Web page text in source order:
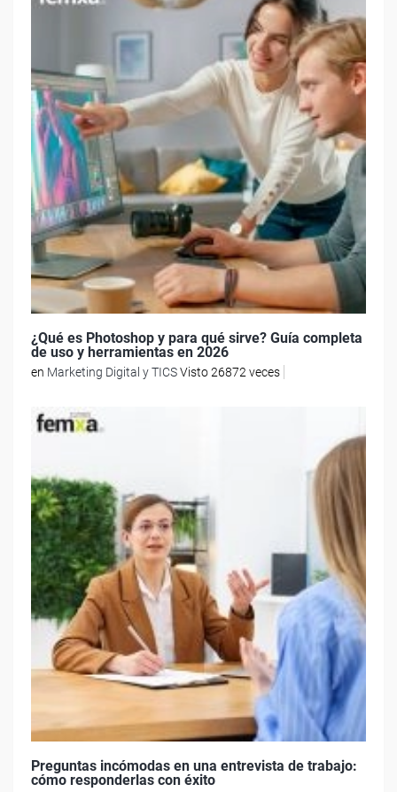
¿Qué es Photoshop y para qué sirve? Guía completa
de uso y herramientas en 2026
en Marketing Digital y TICSVisto 26872 veces
Preguntas incómodas en una entrevista de trabajo:
cómo responderlas con éxito